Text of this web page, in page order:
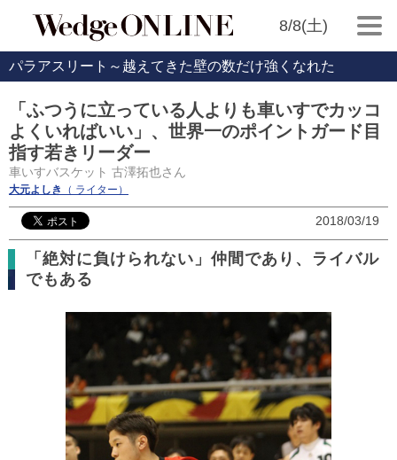
8/8(土)
パラアスリート～越えてきた壁の数だけ強くなれた
「ふつうに立っている人よりも車いすでカッコ
よくいればいい」、世界一のポイントガード目
指す若きリーダー
車いすバスケット 古澤拓也さん
大元よしき （ ライター）
2018/03/19
「絶対に負けられない」仲間であり、ライバル
でもある